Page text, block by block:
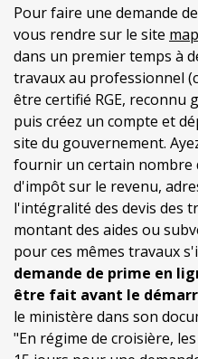
Pour faire une demande
vous rendre sur le site
dans un premier temps à
travaux au professionnel
être certifié RGE, reconnu
puis créez un compte et
site du gouvernement.
fournir un certain nombre
d'impôt sur le revenu,
l'intégralité des devis des
montant des aides ou
pour ces mêmes travaux
demande de prime en
être fait avant le
le ministère dans son
"En régime de croisière,